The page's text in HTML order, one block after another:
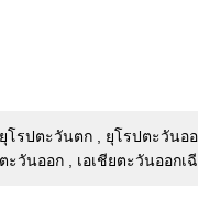
ยุโรปตะวันตก , ยุโรปตะวันออ
ตะวันออก , เอเชียตะวันออกเ